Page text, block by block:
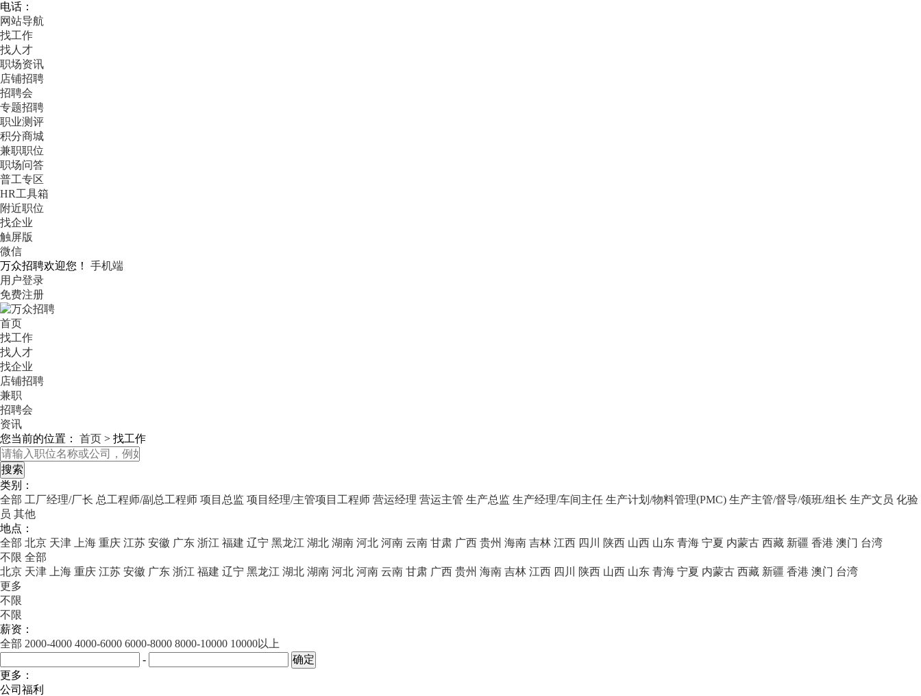
电话：
网站导航
找工作
找人才
职场资讯
店铺招聘
招聘会
专题招聘
职业测评
积分商城
兼职职位
职场问答
普工专区
HR工具箱
附近职位
找企业
触屏版
微信
万众招聘欢迎您！
手机端
用户登录
免费注册
首页
找工作
找人才
找企业
店铺招聘
兼职
招聘会
资讯
您当前的位置： 首页 > 找工作
类别：
全部 工厂经理/厂长 总工程师/副总工程师 项目总监 项目经理/主管项目工程师 营运经理 营运主管 生产总监 生产经理/车间主任 生产计划/物料管理(PMC) 生产主管/督导/领班/组长 生产文员 化验
员 其他
地点：
全部 北京 天津 上海 重庆 江苏 安徽 广东 浙江 福建 辽宁 黑龙江 湖北 湖南 河北 河南 云南 甘肃 广西 贵州 海南 吉林 江西 四川 陕西 山西 山东 青海 宁夏 内蒙古 西藏 新疆 香港 澳门 台湾
不限 全部
北京 天津 上海 重庆 江苏 安徽 广东 浙江 福建 辽宁 黑龙江 湖北 湖南 河北 河南 云南 甘肃 广西 贵州 海南 吉林 江西 四川 陕西 山西 山东 青海 宁夏 内蒙古 西藏 新疆 香港 澳门 台湾
更多
不限
不限
薪资：
全部 2000-4000 4000-6000 6000-8000 8000-10000 10000以上
-
更多：
公司福利